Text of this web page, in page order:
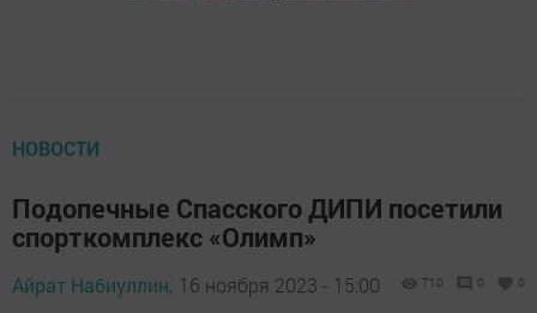
НОВОСТИ
Подопечные Спасского ДИПИ посетили
спорткомплекс «Олимп»
Айрат Набиуллин, 16 ноября 2023 - 15:00 710 0 0